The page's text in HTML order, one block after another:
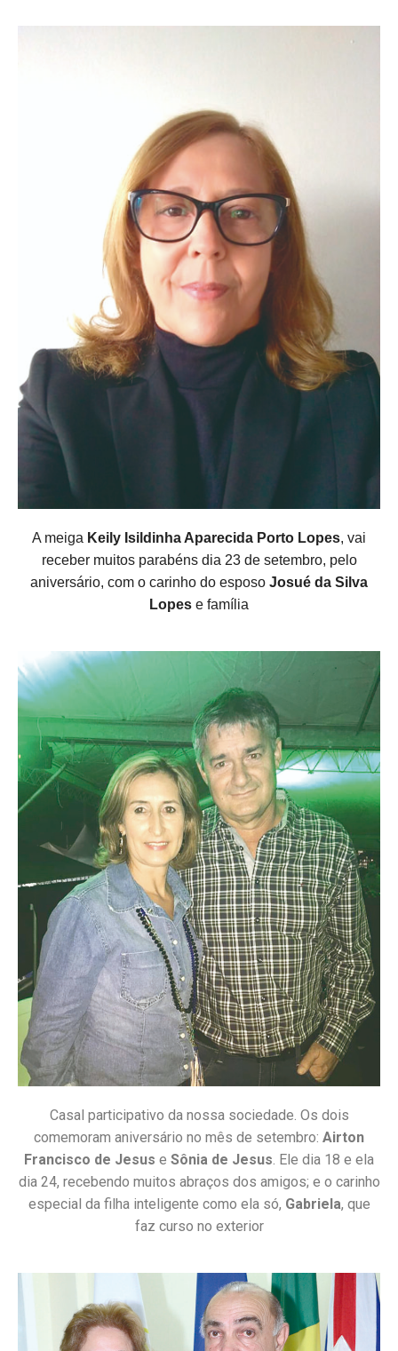
A meiga Keily Isildinha Aparecida Porto Lopes, vai
receber muitos parabéns dia 23 de setembro, pelo
aniversário, com o carinho do esposo Josué da Silva
Lopes e família
Casal participativo da nossa sociedade. Os dois
comemoram aniversário no mês de setembro: Airton
Francisco de Jesus e Sônia de Jesus. Ele dia 18 e ela
dia 24, recebendo muitos abraços dos amigos; e o carinho
especial da filha inteligente como ela só, Gabriela, que
faz curso no exterior